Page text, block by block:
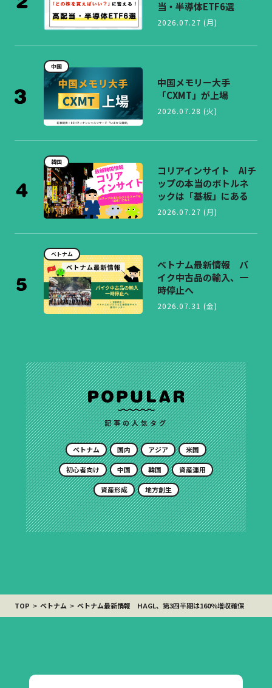
当・半導体ETF6選
2026.07.27 (月)
中国
中国メモリー大手
「CXMT」が上場
2026.07.28 (火)
韓国
コリアインサイト AIチ
ップの本当のボトルネ
ックは「基板」にある
2026.07.27 (月)
ベトナム
ベトナム最新情報 バ
イク中古品の輸入、一
時停止へ
2026.07.31 (金)
記事の人気タグ
ベトナム 国内 アジア 米国
初心者向け 中国 韓国 資産運用
資産形成 地方創生
TOP ベトナム ベトナム最新情報 HAGL、第3四半期は160％増収確保